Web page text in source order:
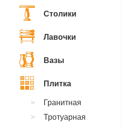
Столики
Лавочки
Вазы
Плитка
Гранитная
Тротуарная